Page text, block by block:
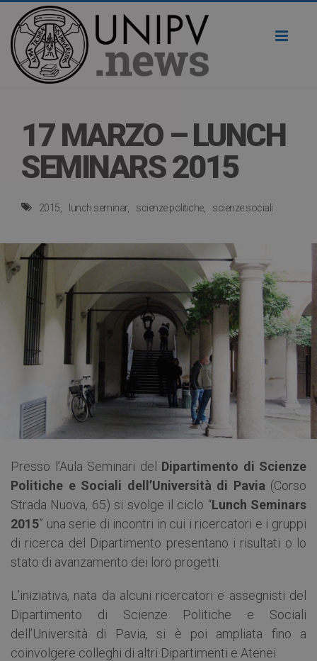
17 MARZO – LUNCH
SEMINARS 2015
2015 lunch seminar scienze politiche scienze sociali
Presso l’Aula Seminari del Dipartimento di Scienze
Politiche e Sociali dell’Università di Pavia (Corso
Strada Nuova, 65) si svolge il ciclo “Lunch Seminars
2015” una serie di incontri in cui i ricercatori e i gruppi
di ricerca del Dipartimento presentano i risultati o lo
stato di avanzamento dei loro progetti.
L’iniziativa, nata da alcuni ricercatori e assegnisti del
Dipartimento di Scienze Politiche e Sociali
dell’Università di Pavia, si è poi ampliata fino a
coinvolgere colleghi di altri Dipartimenti e Atenei.